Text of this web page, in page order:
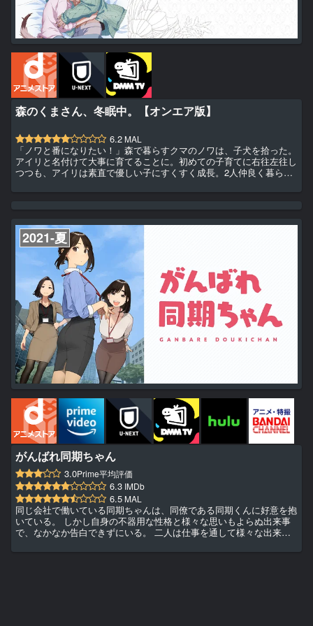
森のくまさん、冬眠中。【オンエア版】
6.2 MAL
「ノワと番になりたい！」森で暮らすクマのノワは、子犬を拾った。
アイリと名付けて大事に育てることに。初めての子育てに右往左往し
つつも、アイリは素直で優しい子にすくすく成長。2人仲良く暮らし
に、アイリが乳離れしてくれないこと！こんなに甘えん坊で大丈夫だ
が！？もしかして…あのアイリ！？乳離れできないワンコ×親バカな
おっとり...
2021-夏
がんばれ同期ちゃん
3.0Prime平均評価
6.3 IMDb
6.5 MAL
同じ会社で働いている同期ちゃんは、同僚である同期くんに好意を抱
いている。 しかし自身の不器用な性格と様々な思いもよらぬ出来事
で、なかなか告白できずにいる。 二人は仕事を通して様々な出来事
だに気づいていない。 それだけでなく、後輩ちゃんも虎視眈々とし